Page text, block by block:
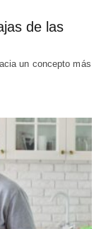
de las
un concepto más